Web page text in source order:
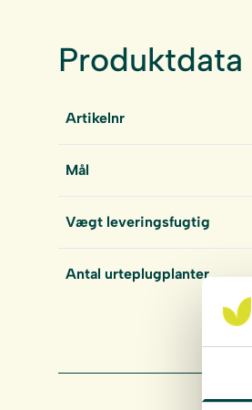
Produktdata
Artikelnr
Mål
Vægt leveringsfugtig
Antal urteplugplanter